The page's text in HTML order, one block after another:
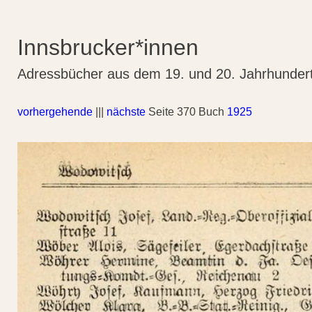
Innsbrucker*innen
Adressbücher aus dem 19. und 20.
vorhergehende nächste Seite 370 Buch 1925